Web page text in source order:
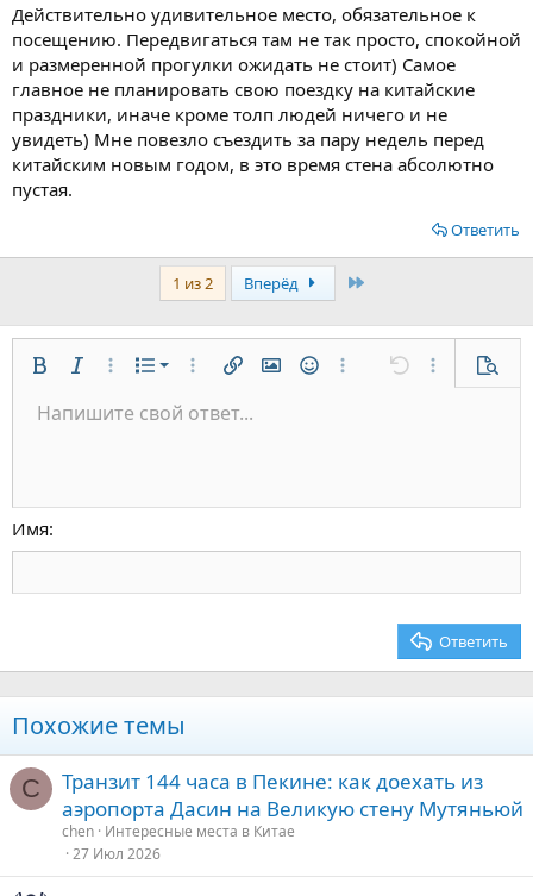
Действительно удивительное место, обязательное к
посещению. Передвигаться там не так просто, спокойной
и размеренной прогулки ожидать не стоит) Самое
главное не планировать свою поездку на китайские
праздники, иначе кроме толп людей ничего и не
увидеть) Мне повезло съездить за пару недель перед
китайским новым годом, в это время стена абсолютно
пустая.
Ответить
1 из 2 Вперёд
ЖирныйКурсивДополнительно...
СписокНумерованный список
Маркированный список
Дополнительно...
Вставить ссылку
Вставить изображение
СмайлыДополнительно...
Отменить
Размер шрифта
9
18
22
Цвет текста
Шрифт Arial
Tahoma
Times New Roman
Зачёркнутый
Подчёркнутый
Однострочный код
ВыравниваниеПо левому краю
Формат параграфа
Обычный
Заголовок 2
Заголовок 3
ЦитатаМедиаВставить таблицу
Вставить горизонтальную линию
Спойлер
Код
Повторить
Переключить режим работы редактора
Удалить форматирование
ЧерновикиСохранить черновик
Напишите свой ответ...
Имя
Ответить
Похожие темы
C
Транзит 144 часа в Пекине: как доехать из
аэропорта Дасин на Великую стену Мутяньюй
chen Интересные места в Китае
27 Июл 2026